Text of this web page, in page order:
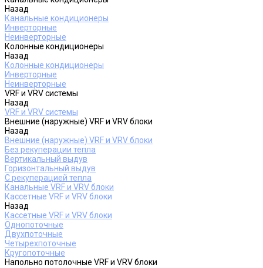
Назад
Канальные кондиционеры
Инверторные
Неинверторные
Колонные кондиционеры
Назад
Колонные кондиционеры
Инверторные
Неинверторные
VRF и VRV системы
Назад
VRF и VRV системы
Внешние (наружные) VRF и VRV блоки
Назад
Внешние (наружные) VRF и VRV блоки
Без рекуперации тепла
Вертикальный выдув
Горизонтальный выдув
С рекуперацией тепла
Канальные VRF и VRV блоки
Кассетные VRF и VRV блоки
Назад
Кассетные VRF и VRV блоки
Однопоточные
Двухпоточные
Четырехпоточные
Кругопоточные
Напольно потолочные VRF и VRV блоки